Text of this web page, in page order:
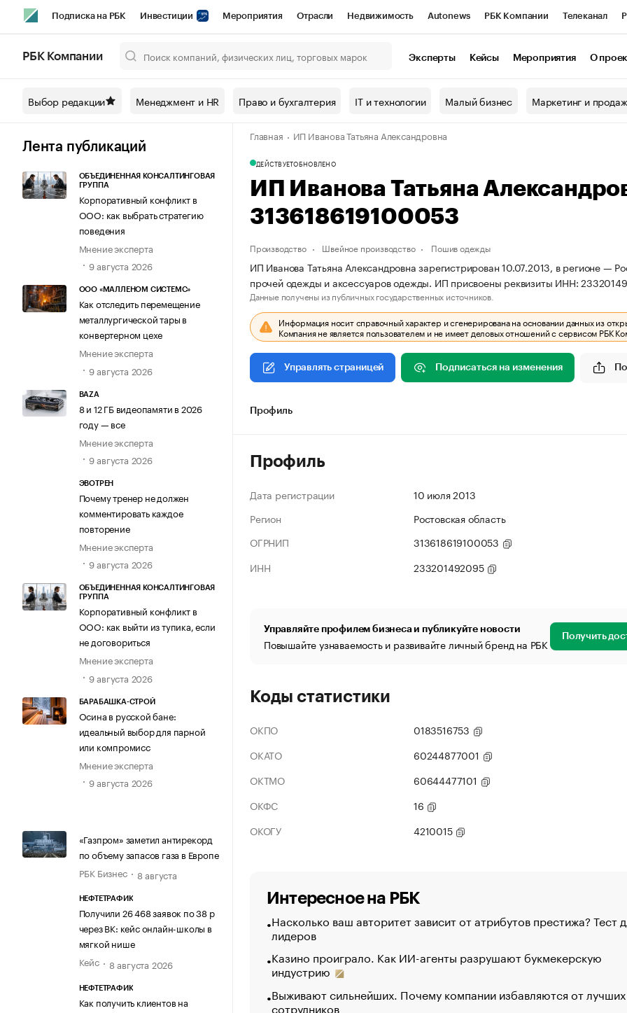
Подписка на РБК Инвестиции Мероприятия Отрасли Недвижимость Autonews РБК Компании Телеканал
Спецпроекты СПб Конференции СПб Спецпроекты Проверка контрагентов
Технологии и медиа Рынок наличной валюты
РБК Компании Эксперты Кейсы Мероприятия О
Выбор редакции Менеджмент и HR Право и бухгалтерия IT и технологии Малый бизнес Маркетинг и
Лента публикаций
ОБЪЕДИНЕННАЯ КОНСАЛТИНГОВАЯ
ГРУППА
Корпоративный конфликт в
ООО: как выбрать стратегию
поведения
Мнение эксперта
9 августа 2026
ООО «МАЛЛЕНОМ СИСТЕМС»
Как отследить перемещение
металлургической тары в
конвертерном цехе
Мнение эксперта
9 августа 2026
BAZA
8 и 12 ГБ видеопамяти в 2026
году — все
Мнение эксперта
9 августа 2026
ЭВОТРЕН
Почему тренер не должен
комментировать каждое
повторение
Мнение эксперта
9 августа 2026
ОБЪЕДИНЕННАЯ КОНСАЛТИНГОВАЯ
ГРУППА
Корпоративный конфликт в
ООО: как выйти из тупика, если
не договориться
Мнение эксперта
9 августа 2026
БАРАБАШКА-СТРОЙ
Осина в русской бане:
идеальный выбор для парной
или компромисс
Мнение эксперта
9 августа 2026
«Газпром» заметил антирекорд
по объему запасов газа в Европе
РБК Бизнес
8 августа
НЕФТЕТРАФИК
Получили 26 468 заявок по 38 р
через ВК: кейс онлайн-школы в
мягкой нише
Кейс
8 августа 2026
НЕФТЕТРАФИК
Как получить клиентов на
Главная ИП Иванова Татьяна Александровна
ДЕЙСТВУЕТОБНОВЛЕНО
ИП Иванова Татьяна
313618619100053
Производство Швейное производство Пошив одежды
ИП Иванова Татьяна Александровна зарегистрирован 10.07.2013, в регионе —
прочей одежды и аксессуаров одежды. ИП присвоены реквизиты ИНН:
Данные получены из публичных государственных источников.
Информация носит справочный характер и сгенерирована на основании данных из
Компания не является пользователем и не имеет деловых отношений с сервисом РБК
Управлять страницей Подписаться на изменения
Профиль
Профиль
Дата регистрации
10 июля 2013
Регион
Ростовская область
ОГРНИП
313618619100053
ИНН
233201492095
Управляйте профилем бизнеса и публикуйте новости
Повышайте узнаваемость и развивайте личный бренд на РБК Получить
Коды статистики
ОКПО
0183516753
ОКАТО
60244877001
ОКТМО
60644477101
ОКФС
16
ОКОГУ
4210015
Интересное на РБК
Насколько ваш авторитет зависит от атрибутов престижа? Тест
лидеров
Казино проиграло. Как ИИ-агенты разрушают букмекерскую
индустрию
Выживают сильнейших. Почему компании избавляются от лучших
сотрудников